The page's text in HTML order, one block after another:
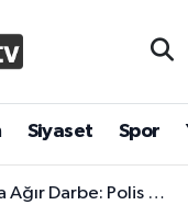
Siyaset Spor
Adım Adım Takip Etti!